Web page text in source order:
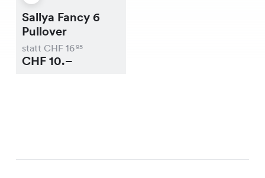
Sallya Fancy 6
Pullover
statt CHF 1695
CHF10.–